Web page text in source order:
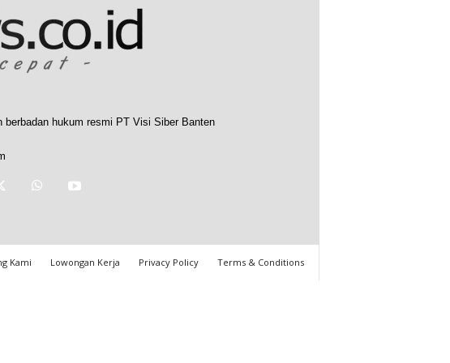
hukum resmi PT Visi Siber Banten
Kami Lowongan Kerja Privacy Policy Terms & Conditions